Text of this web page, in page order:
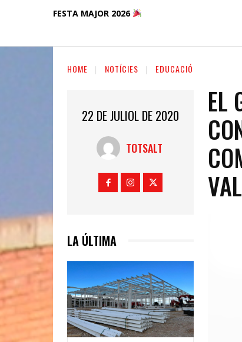
FESTA MAJOR 2026
HOME NOTÍCIES EDUCACIÓ
22 DE JULIOL DE 2020
TOTSALT
LA ÚLTIMA
EL